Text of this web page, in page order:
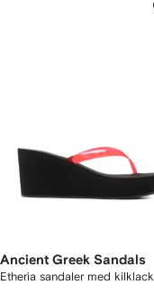
Ancient Greek Sandals
Etheria sandaler med kilklack